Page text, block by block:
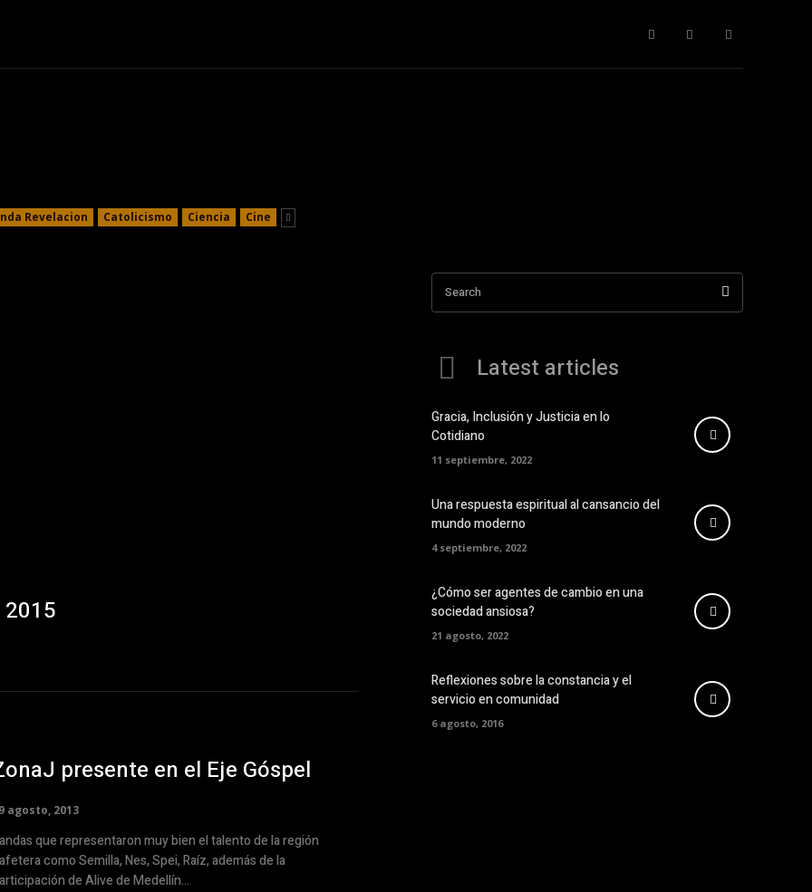
Revelacion Catolicismo Ciencia Cine
presente en el Eje Góspel
agosto, 2013
que representaron muy bien el talento de la región
como Semilla, Nes, Spei, Raíz, además de la
de Alive de Medellín...
Search
Latest articles
Gracia, Inclusión y Justicia en lo
Cotidiano
11 septiembre, 2022
Una respuesta espiritual al cansancio del
mundo moderno
4 septiembre, 2022
¿Cómo ser agentes de cambio en una
sociedad ansiosa?
21 agosto, 2022
Reflexiones sobre la constancia y el
servicio en comunidad
6 agosto, 2016